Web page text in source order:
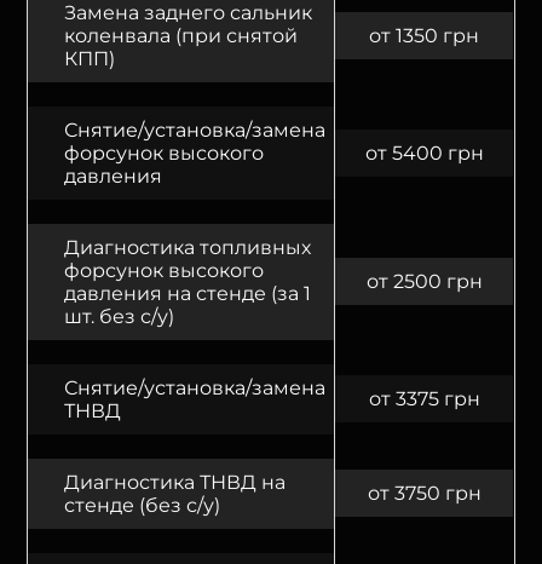
Замена заднего сальник
коленвала (при снятой
КПП)
от 1350 грн
Снятие/установка/замена
форсунок высокого
давления
от 5400 грн
Диагностика топливных
форсунок высокого
давления на стенде (за 1
шт. без с/у)
от 2500 грн
Снятие/установка/замена
ТНВД
от 3375 грн
Диагностика ТНВД на
стенде (без с/у)
от 3750 грн